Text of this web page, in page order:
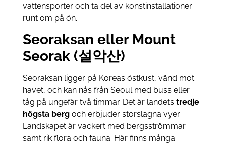
vattensporter och ta del av konstinstallationer
runt om på ön.
Seoraksan eller Mount
Seorak (설악산)
Seoraksan ligger på Koreas östkust, vänd mot
havet, och kan nås från Seoul med buss eller
tåg på ungefär två timmar. Det är landets tredje
högsta bergoch erbjuder storslagna vyer.
Landskapet är vackert med bergsströmmar
samt rik flora och fauna. Här finns många